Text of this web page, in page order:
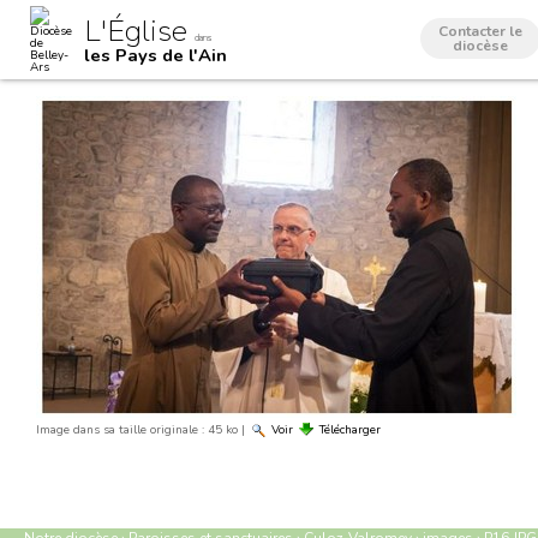
contenu.
navigation
Outils
personnels
L'Église dans
les Pays de l'Ain
Contacter le
diocèse
Image dans sa taille originale : 45 ko | Voir Télécharger